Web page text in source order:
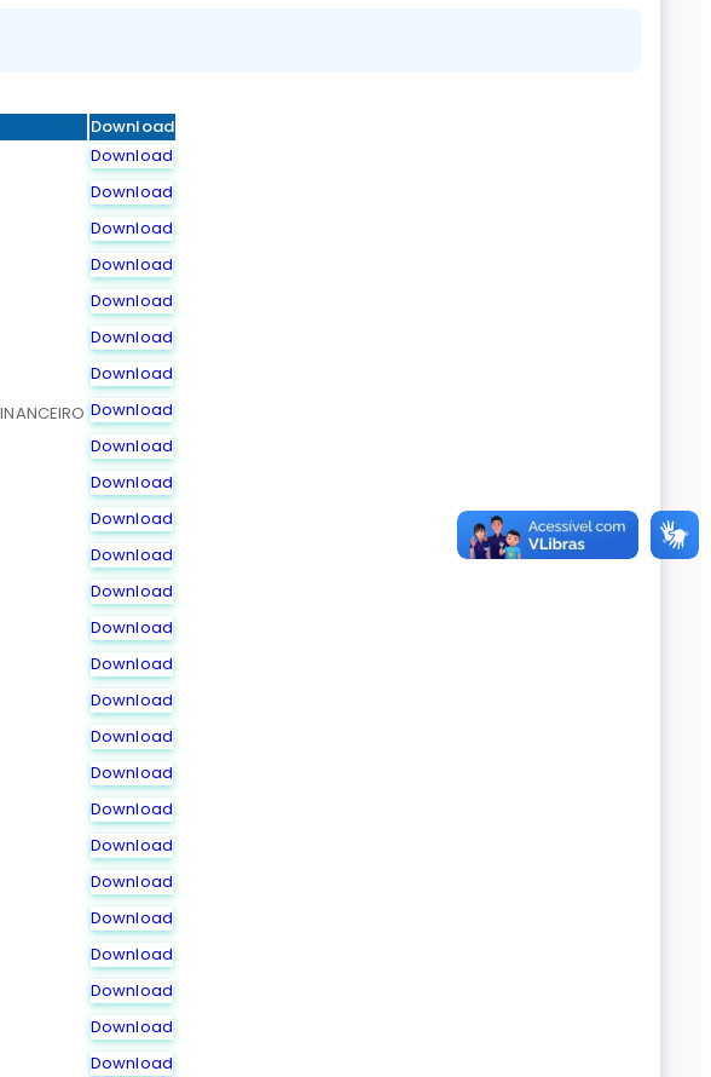
Download
Download
Download
Download
Download
Download
Download
Download
Download
Download
Download
Download
Download
Download
Download
Download
Download
Download
Download
Download
Download
Download
Download
Download
Download
Download
Download